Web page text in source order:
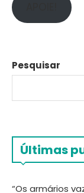
Pesquisar
Últimas
“Os armários